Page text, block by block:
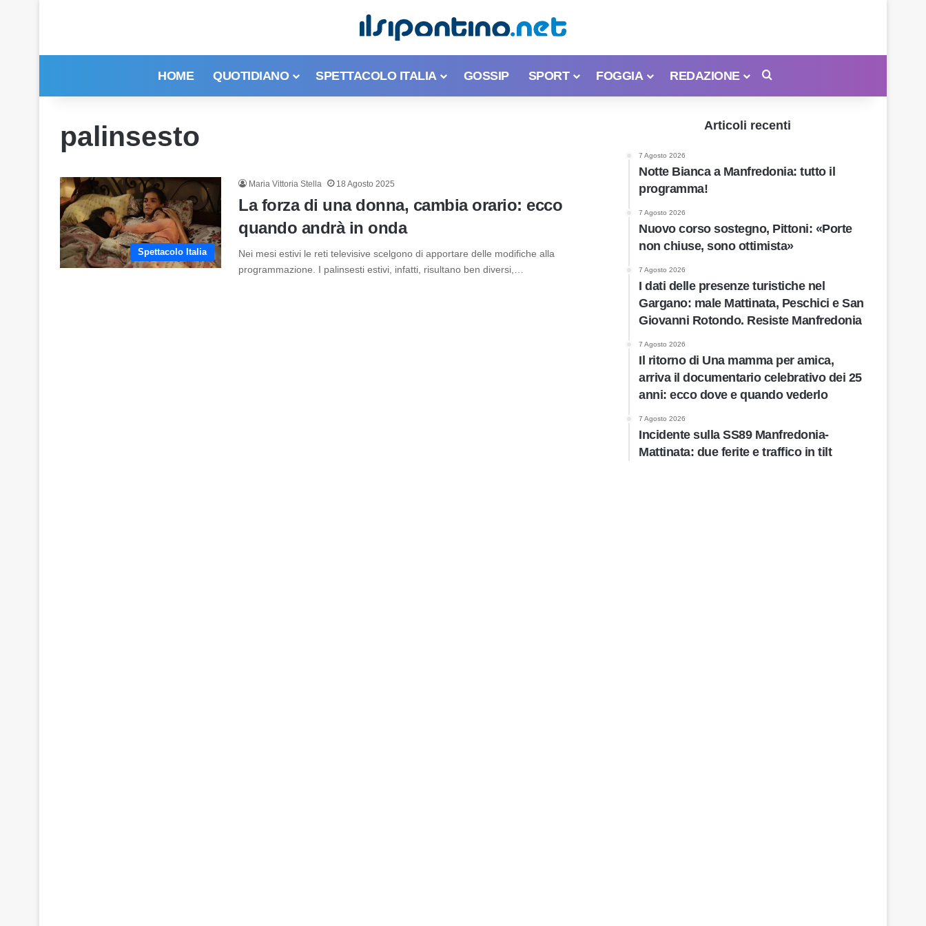
HOME QUOTIDIANO SPETTACOLO ITALIA GOSSIP SPORT FOGGIA REDAZIONE
palinsesto
Spettacolo Italia
Maria Vittoria Stella 18 Agosto 2025
La forza di una donna, cambia orario: ecco
quando andrà in onda
Nei mesi estivi le reti televisive scelgono di apportare delle modifiche alla
programmazione. I palinsesti estivi, infatti, risultano ben diversi,…
Articoli recenti
7 Agosto 2026
Notte Bianca a Manfredonia: tutto il
programma!
7 Agosto 2026
Nuovo corso sostegno, Pittoni: «Porte
non chiuse, sono ottimista»
7 Agosto 2026
I dati delle presenze turistiche nel
Gargano: male Mattinata, Peschici e San
Giovanni Rotondo. Resiste Manfredonia
7 Agosto 2026
Il ritorno di Una mamma per amica,
arriva il documentario celebrativo dei 25
anni: ecco dove e quando vederlo
7 Agosto 2026
Incidente sulla SS89 Manfredonia-
Mattinata: due ferite e traffico in tilt